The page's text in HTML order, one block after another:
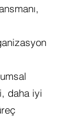
daha iyi